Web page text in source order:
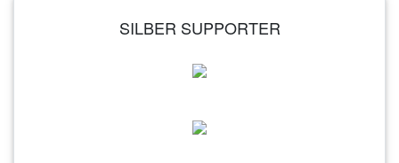
SILBER SUPPORTER